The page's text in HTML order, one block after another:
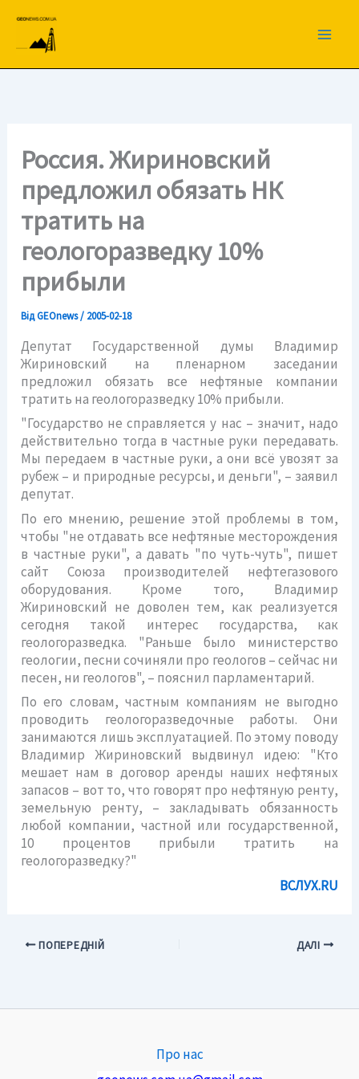
вмісту
Россия. Жириновский
предложил обязать НК
тратить на
геологоразведку 10%
прибыли
ВідGEOnews/ 2005-02-18
Депутат Государственной думы Владимир
Жириновский на пленарном заседании
предложил обязать все нефтяные компании
тратить на геологоразведку 10% прибыли.
"Государство не справляется у нас – значит, надо
действительно тогда в частные руки передавать.
Мы передаем в частные руки, а они всё увозят за
рубеж – и природные ресурсы, и деньги", – заявил
депутат.
По его мнению, решение этой проблемы в том,
чтобы "не отдавать все нефтяные месторождения
в частные руки", а давать "по чуть-чуть", пишет
сайт Союза производителей нефтегазового
оборудования. Кроме того, Владимир
Жириновский не доволен тем, как реализуется
сегодня такой интерес государства, как
геологоразведка. "Раньше было министерство
геологии, песни сочиняли про геологов – сейчас ни
песен, ни геологов", – пояснил парламентарий.
По его словам, частным компаниям не выгодно
проводить геологоразведочные работы. Они
занимаются лишь эксплуатацией. По этому поводу
Владимир Жириновский выдвинул идею: "Кто
мешает нам в договор аренды наших нефтяных
запасов – вот то, что говорят про нефтяную ренту,
земельную ренту, – закладывать обязанность
любой компании, частной или государственной,
10 процентов прибыли тратить на
геологоразведку?"
ВСЛУХ.RU
ПОПЕРЕДНІЙ ДАЛІ
Про нас